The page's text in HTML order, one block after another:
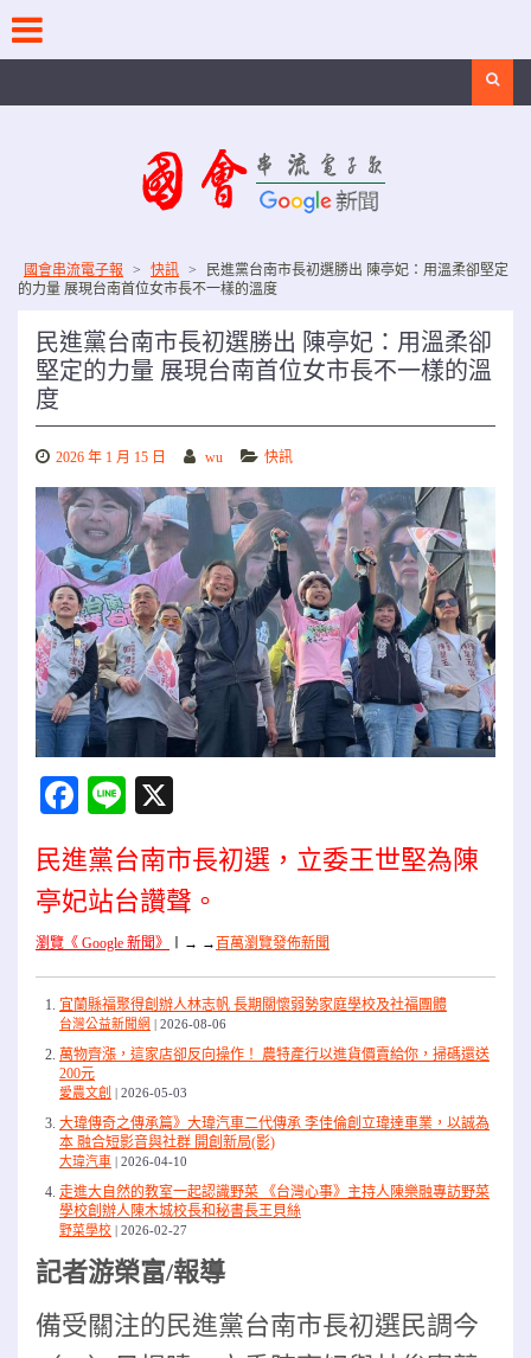
content
國會串流電子報 > 快訊 >
民進黨台南市長初選勝出 陳亭妃：用溫柔卻堅定
的力量 展現台南首位女市長不一樣的溫度
民進黨台南市長初選勝出 陳亭妃：用溫柔卻
堅定的力量 展現台南首位女市長不一樣的溫
度
2026 年 1 月 15 日 wu 快訊
Facebook
Line
民進黨台南市長初選，立委王世堅為陳
亭妃站台讚聲。
瀏覽《 Google 新聞》 → →百萬瀏覽發佈新聞
宜蘭縣福聚得創辦人林志帆 長期關懷弱勢家庭學校及社福團體
台灣公益新聞網 2026-08-06
萬物齊漲，這家店卻反向操作！ 農特產行以進貨價賣給你，掃碼還送
200元
愛農文創 2026-05-03
大瑋傳奇之傳承篇》大瑋汽車二代傳承 李佳倫創立瑋達車業，以誠為
本 融合短影音與社群 開創新局(影)
大瑋汽車 2026-04-10
走進大自然的教室一起認識野菜 《台灣心事》主持人陳樂融專訪野菜
學校創辦人陳木城校長和秘書長王貝絲
野菜學校 2026-02-27
記者游榮富/報導
備受關注的民進黨台南市長初選民調今